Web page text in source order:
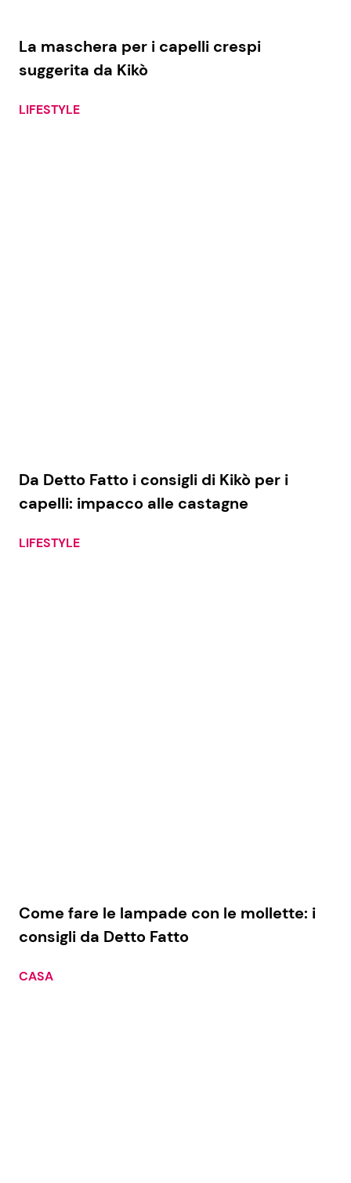
La maschera per i capelli crespi
suggerita da Kikò
LIFESTYLE
Da Detto Fatto i consigli di Kikò per i
capelli: impacco alle castagne
LIFESTYLE
Come fare le lampade con le mollette: i
consigli da Detto Fatto
CASA